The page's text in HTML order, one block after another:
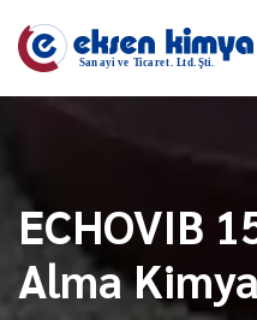
ECHOVIB
Alma